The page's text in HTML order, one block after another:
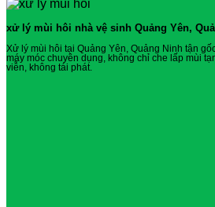
xử lý mùi hôi nhà vệ sinh Quảng Yên,
Xử lý mùi hôi tại Quảng Yên, Quảng Ninh tận
máy móc chuyên dụng, không chỉ che lấp mùi
viễn, không tái phát.